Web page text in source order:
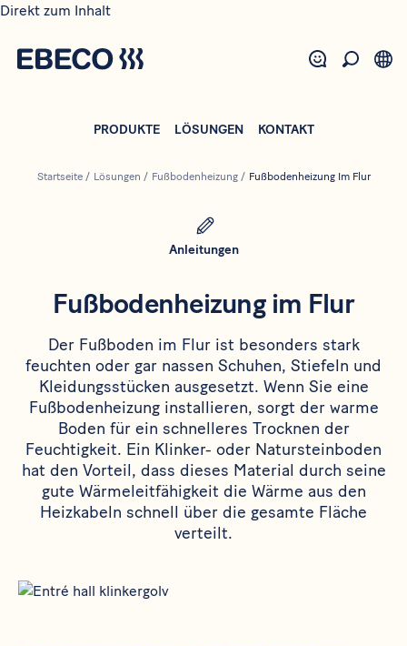
Direkt zum Inhalt
PRODUKTE LÖSUNGEN KONTAKT
Startseite/ Lösungen / Fußbodenheizung/ Fußbodenheizung Im Flur
Anleitungen
Fußbodenheizung im Flur
Der Fußboden im Flur ist besonders stark
feuchten oder gar nassen Schuhen, Stiefeln und
Kleidungsstücken ausgesetzt. Wenn Sie eine
Fußbodenheizung installieren, sorgt der warme
Boden für ein schnelleres Trocknen der
Feuchtigkeit. Ein Klinker- oder Natursteinboden
hat den Vorteil, dass dieses Material durch seine
gute Wärmeleitfähigkeit die Wärme aus den
Heizkabeln schnell über die gesamte Fläche
verteilt.